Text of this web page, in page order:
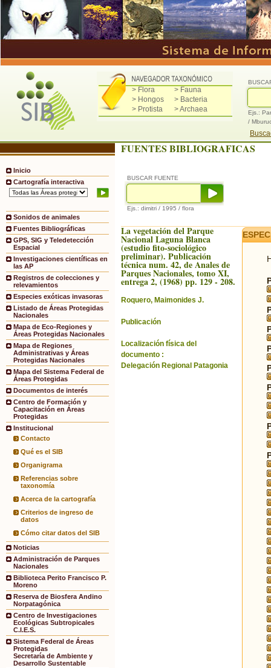
> Flora
> Fauna
> Hongos
> Bacteria
> Protista
> Archaea
Ejs.:
/
Inicio
Cartografía interactiva
Sonidos de animales
Fuentes Bibliográficas
GPS, SIG y Teledetección
Espacial
Investigaciones científicas en
las AP
Registros de colecciones y
relevamientos
Especies exóticas invasoras
Listado de Áreas Protegidas
Nacionales
Mapa de Eco-Regiones y
Áreas Protegidas Nacionales
Mapa de Regiones
Administrativas y Áreas
Protegidas Nacionales
Mapa del Sistema Federal de
Áreas Protegidas
Documentos de interés
Centro de Formación y
Capacitación en Áreas
Protegidas
Institucional
Contacto
Qué es el SIB
Organigrama
Referencias sobre
taxonomía
Acerca de la cartografía
Criterios de ingreso de
datos
Cómo citar datos del SIB
Noticias
Administración de Parques
Nacionales
Biblioteca Perito Francisco P.
Moreno
Reserva de Biosfera Andino
Norpatagónica
Centro de Investigaciones
Ecológicas Subtropicales
C.I.E.S.
Sistema Federal de Áreas
Protegidas
Secretaría de Ambiente y
Desarrollo Sustentable
FUENTES BIBLIOGRAFICAS
BUSCAR FUENTE
Ejs.: dimitri / 1995 / flora
La vegetación del Parque
Nacional Laguna Blanca
(estudio fito-sociológico
preliminar). Publicación
técnica num. 42, de Anales de
Parques Nacionales, tomo XI,
entrega 2, (1968) pp. 129 - 208.
Roquero, Maimonides J.
Publicación
Localización física del
documento :
Delegación Regional Patagonia